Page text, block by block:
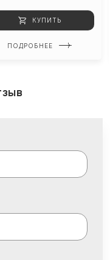
КУПИТЬ
ПОДРОБНЕЕ